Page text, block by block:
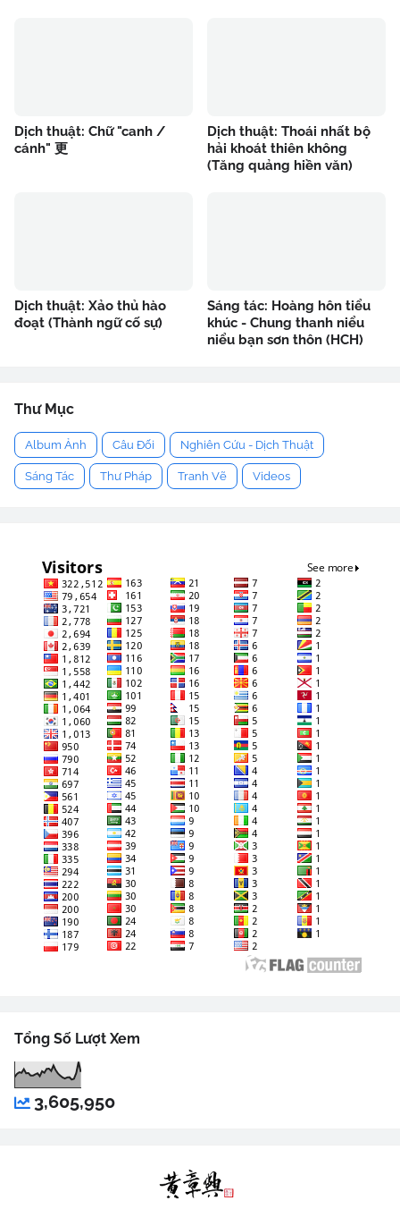
Dịch thuật: Chữ "canh /
cánh" 更
Dịch thuật: Thoái nhất bộ
hải khoát thiên không
(Tăng quảng hiền văn)
Dịch thuật: Xảo thủ hào
đoạt (Thành ngữ cố sự)
Sáng tác: Hoàng hôn tiểu
khúc - Chung thanh niểu
niểu bạn sơn thôn (HCH)
Thư Mục
Album Ảnh Câu Đối Nghiên Cứu - Dịch Thuật
Sáng Tác Thư Pháp Tranh Vẽ Videos
Tổng Số Lượt Xem
3,605,950